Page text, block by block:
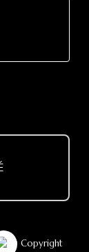
- © Copyright